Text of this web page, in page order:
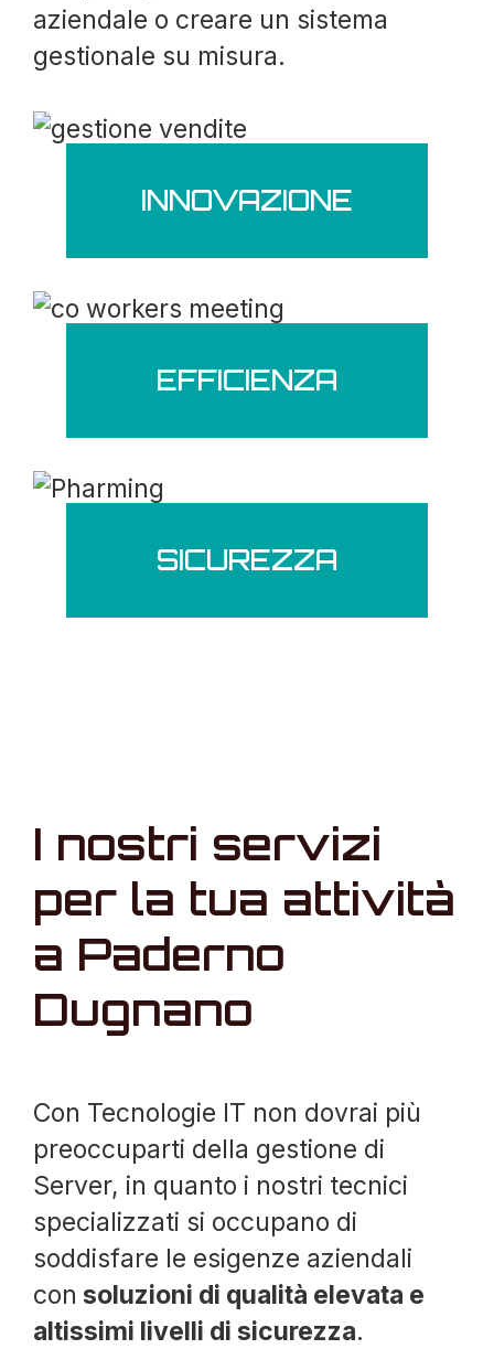
aziendale o creare un sistema
gestionale su misura.
INNOVAZIONE
EFFICIENZA
SICUREZZA
I nostri servizi
per la tua attività
a Paderno
Dugnano
Con Tecnologie IT non dovrai più
preoccuparti della gestione di
Server, in quanto i nostri tecnici
specializzati si occupano di
soddisfare le esigenze aziendali
con soluzioni di qualità elevata e
altissimi livelli di sicurezza.